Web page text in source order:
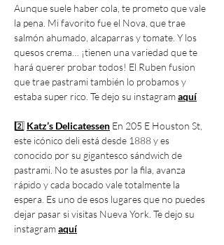
Aunque suele haber cola, te prometo que vale
la pena. Mi favorito fue el Nova, que trae
salmón ahumado, alcaparras y tomate. Y los
quesos crema… ¡tienen una variedad que te
hará querer probar todos! El Ruben fusion
que trae pastrami también lo probamos y
estaba super rico. Te dejo su instagram aquí
2️⃣ Katz’s Delicatessen En 205 E Houston St,
este icónico deli está desde 1888 y es
conocido por su gigantesco sándwich de
pastrami. No te asustes por la fila, avanza
rápido y cada bocado vale totalmente la
espera. Es uno de esos lugares que no puedes
dejar pasar si visitas Nueva York. Te dejo su
instagram aquí